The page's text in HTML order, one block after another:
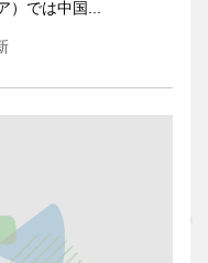
）では中国...